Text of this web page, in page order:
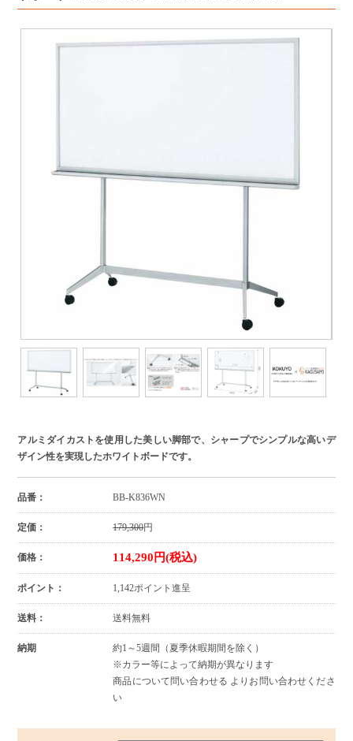
アルミダイカストを使用した美しい脚部で、シャープでシンプルな高いデ
ザイン性を実現したホワイトボードです。
品番： BB-K836WN
定価： 179,300円
価格： 114,290円(税込)
ポイント： 1,142ポイント進呈
送料： 送料無料
納期
約1～5週間（夏季休暇期間を除く）
※カラー等によって納期が異なります
商品について問い合わせる よりお問い合わせくださ
い